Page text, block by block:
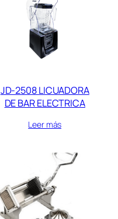
JD-2508 LICUADORA
DE BAR ELECTRICA
Leer más